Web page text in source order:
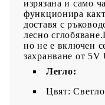
изрязана и само
функционира
доставя с
лесно
но не е включен
захранване от 5V
Легло:
Цвят: